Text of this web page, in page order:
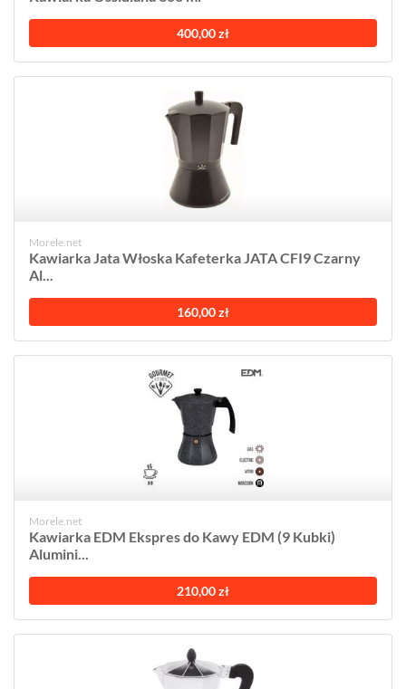
400,00 zł
Morele.net
Kawiarka Jata Włoska Kafeterka JATA CFI9 Czarny
Al...
160,00 zł
Morele.net
Kawiarka EDM Ekspres do Kawy EDM (9 Kubki)
Alumini...
210,00 zł